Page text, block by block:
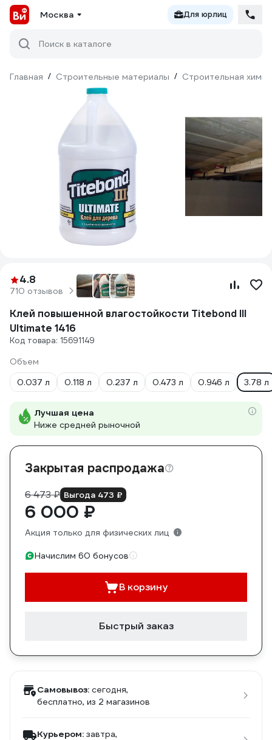
Москва Для юрлиц
Поиск в каталоге
Главная / Строительные материалы / Строительная химия
4.8
710 отзывов
Клей повышенной влагостойкости Titebond III
Ultimate 1416
Код товара: 15691149
Объем
0.037 л
0.118 л 0.237 л 0.473 л 0.946 л 3.78 л
Лучшая цена
Ниже средней рыночной
Закрытая распродажа
6 473 ₽ Выгода 473 ₽
6 000 ₽
Акция только для физических лиц
Начислим 60 бонусов
В корзину
Быстрый заказ
Самовывоз: сегодня,
бесплатно, из 2 магазинов
Курьером: завтра,